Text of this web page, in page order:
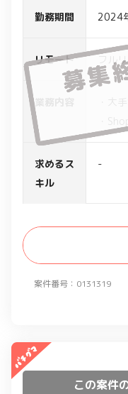
案件番号：0131319
勤務期間 2024
リモート フル
・大
・
持つ
求めるス
キル
-
この案件